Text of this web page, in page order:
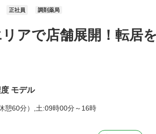
正社員 調剤薬局
アで店舗展開！転居
モデル
憩60分）,土:09時00分～16時